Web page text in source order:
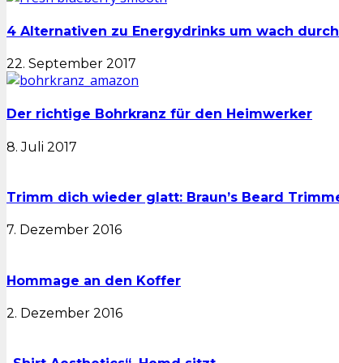
4 Alternativen zu Energydrinks um wach
22. September 2017
Der richtige Bohrkranz für den Heimwerker
8. Juli 2017
Trimm dich wieder glatt: Braun’s Beard
7. Dezember 2016
Hommage an den Koffer
2. Dezember 2016